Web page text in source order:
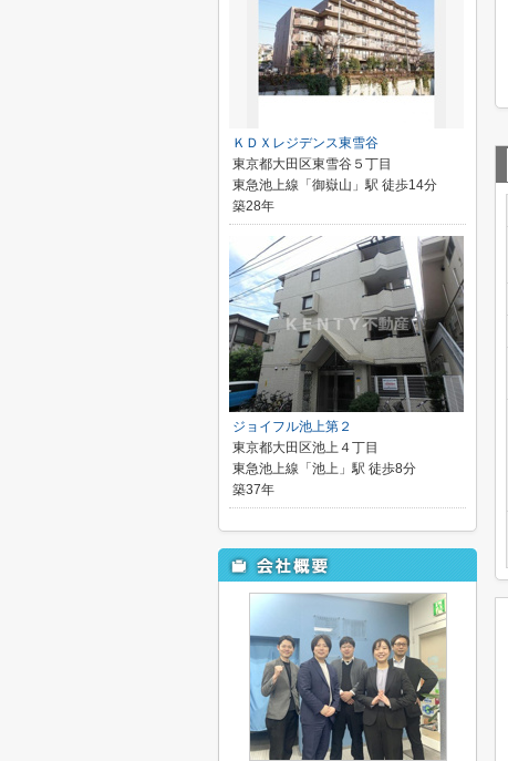
ＫＤＸレジデンス東雪谷
東京都大田区東雪谷５丁目
東急池上線「御嶽山」駅 徒歩14分
築28年
ジョイフル池上第２
東京都大田区池上４丁目
東急池上線「池上」駅 徒歩8分
築37年